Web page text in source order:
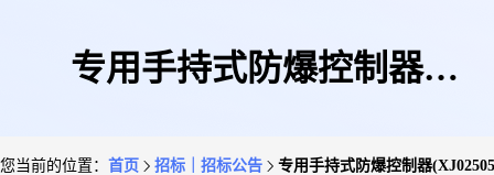
专用手持式防爆控制器
您当前的位置： 首页 招标｜招标公告 专用手持式防爆控制器